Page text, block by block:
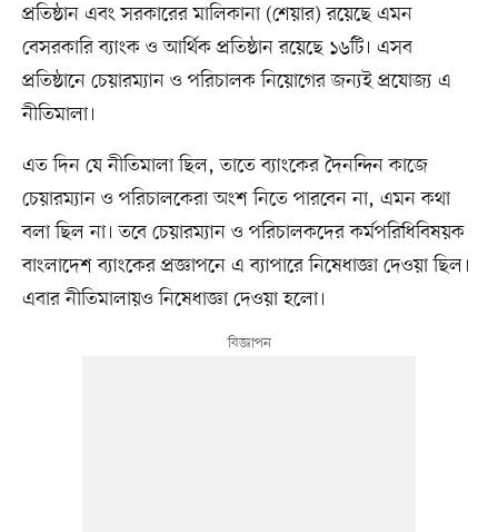
প্রতিষ্ঠান এবং সরকারের মালিকানা (শেয়ার) রয়েছে এমন
বেসরকারি ব্যাংক ও আর্থিক প্রতিষ্ঠান রয়েছে ১৬টি। এসব
প্রতিষ্ঠানে চেয়ারম্যান ও পরিচালক নিয়োগের জন্যই প্রযোজ্য এ
নীতিমালা।
এত দিন যে নীতিমালা ছিল, তাতে ব্যাংকের দৈনন্দিন কাজে
চেয়ারম্যান ও পরিচালকেরা অংশ নিতে পারবেন না, এমন কথা
বলা ছিল না। তবে চেয়ারম্যান ও পরিচালকদের কর্মপরিধিবিষয়ক
বাংলাদেশ ব্যাংকের প্রজ্ঞাপনে এ ব্যাপারে নিষেধাজ্ঞা দেওয়া ছিল।
এবার নীতিমালায়ও নিষেধাজ্ঞা দেওয়া হলো।